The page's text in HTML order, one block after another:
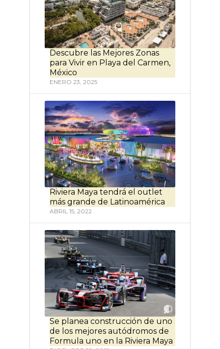
Descubre las Mejores Zonas
para Vivir en Playa del Carmen,
México
ENERO 23, 2025
Riviera Maya tendrá el outlet
más grande de Latinoamérica
ABRIL 15, 2022
Se planea construcción de uno
de los mejores autódromos de
Formula uno en la Riviera Maya